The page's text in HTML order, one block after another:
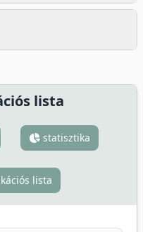
lista
statisztika
lista